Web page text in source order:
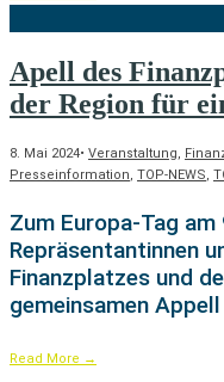
Apell des
der Region für
8. Mai 2024• Veranstaltung,
Presseinformation, TOP-NEWS,
Zum Europa-Tag
Repräsentantinnen
Finanzplatzes und
gemeinsamen
Read More →